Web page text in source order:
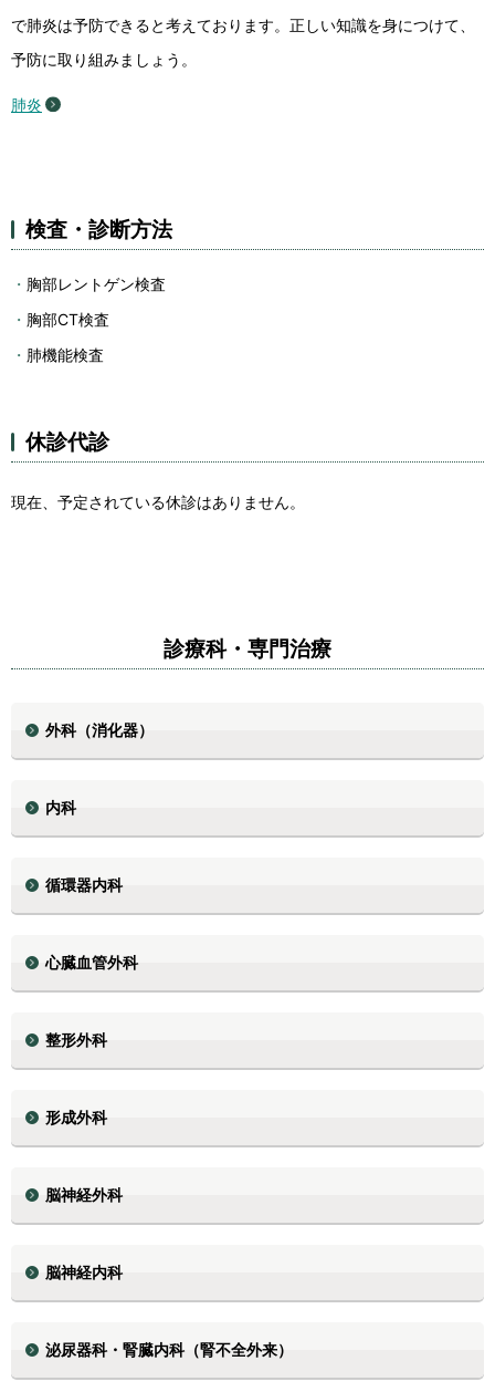
で肺炎は予防できると考えております。正しい知識を身につけて、
予防に取り組みましょう。
肺炎
検査・診断方法
胸部レントゲン検査
胸部CT検査
肺機能検査
休診代診
現在、予定されている休診はありません。
診療科・専門治療
外科（消化器）
内科
循環器内科
心臓血管外科
整形外科
形成外科
脳神経外科
脳神経内科
泌尿器科・腎臓内科（腎不全外来）